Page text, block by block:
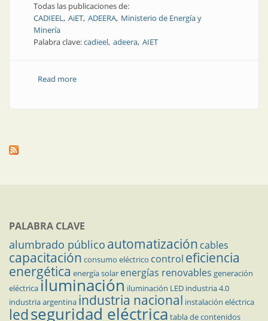
Todas las publicaciones de:
CADIEEL AiET ADEERA Ministerio de Energía y
Minería
Palabra clave:cadieel adeera AIET
Read moreabout Entidades representativas | Noticias: marzo
PALABRA CLAVE
alumbrado público automatización cables
capacitación consumo eléctrico control eficiencia
energética energía solar energías renovables generación
eléctricailuminación iluminación LED industria 4.0
industria argentina industria nacional instalación eléctrica
ledseguridad eléctrica tabla de contenidos